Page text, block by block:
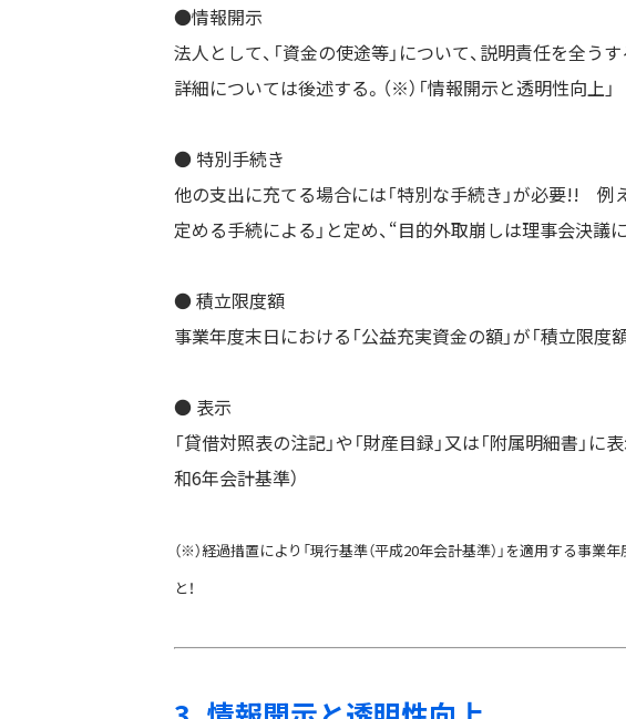
●情報開示
法人として、「資金の使途等」について、説明責任を全う
詳細については後述する。（※）「情報開示と透明性向上」
● 特別手続き
他の支出に充てる場合には「特別な手続き」が必要!! 例
定める手続による」と定め、“目的外取崩しは理事会決議
● 積立限度額
事業年度末日における「公益充実資金の額」が「積立限度
● 表示
「貸借対照表の注記」や「財産目録」又は「附属明細書」
和6年会計基準）
（※）経過措置により「現行基準（平成20年会計基準）」を適用する事業
と！